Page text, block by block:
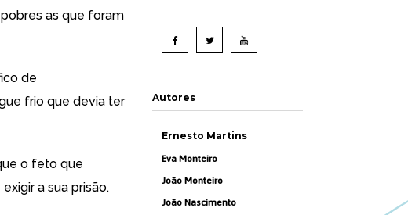
as que foram
de
frio que devia ter
o feto que
a sua prisão.
Autores
Ernesto Martins
Eva Monteiro
João Monteiro
João Nascimento